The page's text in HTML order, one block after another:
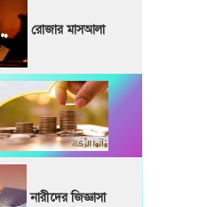
রোজার মাসআলা
নারীদের জিজ্ঞাসা